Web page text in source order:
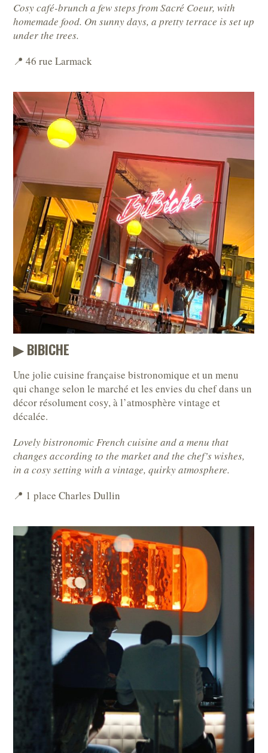
Cosy café-brunch a few steps from Sacré Coeur, with
homemade food. On sunny days, a pretty terrace is set up
under the trees.
📍 46 rue Larmack
▶︎ BIBICHE
Une jolie cuisine française bistronomique et un menu
qui change selon le marché et les envies du chef dans un
décor résolument cosy, à l’atmosphère vintage et
décalée.
Lovely bistronomic French cuisine and a menu that
changes according to the market and the chef’s wishes,
in a cosy setting with a vintage, quirky atmosphere.
📍 1 place Charles Dullin